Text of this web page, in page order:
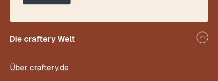
Die craftery Welt
Über craftery.de